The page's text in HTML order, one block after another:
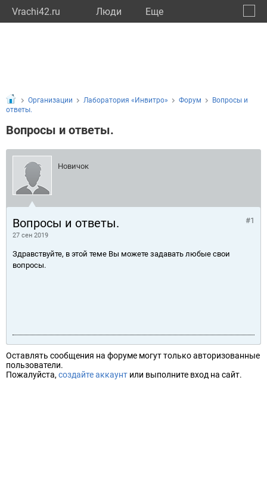
Vrachi42.ru Люди Eще
Организации Лаборатория «Инвитро» Форум
Вопросы и
ответы.
Вопросы и ответы.
Новичок
Вопросы и ответы.
27 сен 2019
#1
Здравствуйте, в этой теме Вы можете задавать любые свои
вопросы.
Оставлять сообщения на форуме могут только авторизованные
пользователи.
Пожалуйста, создайте аккаунт или выполните вход на сайт.